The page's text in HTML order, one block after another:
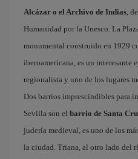
Alcázar o el Archivo de Indias,
Humanidad por la Unesco. La
monumental construido en 1929
iberoamericana, es un interesante
regionalista y uno de los lugares
Dos barrios imprescindibles para
Sevilla son el barrio de Santa
judería medieval, es uno de los
la ciudad. Triana, al otro lado del